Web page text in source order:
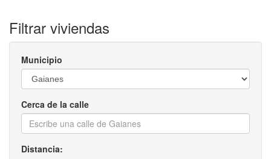
Filtrar viviendas
Municipio
Cerca de la calle
Distancia: